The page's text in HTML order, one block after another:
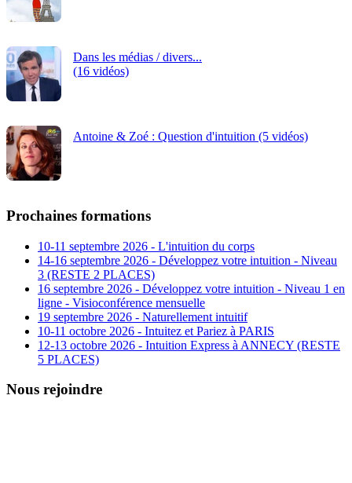
Dans les médias / divers...
(16 vidéos)
Antoine & Zoé : Question d'intuition (5 vidéos)
Prochaines formations
10-11 septembre 2026 - L'intuition du corps
14-16 septembre 2026 - Développez votre intuition - Niveau
3 (RESTE 2 PLACES)
16 septembre 2026 - Développez votre intuition - Niveau 1 en
ligne - Visioconférence mensuelle
19 septembre 2026 - Naturellement intuitif
10-11 octobre 2026 - Intuitez et Pariez à PARIS
12-13 octobre 2026 - Intuition Express à ANNECY (RESTE
5 PLACES)
Nous rejoindre